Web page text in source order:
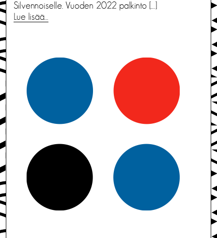
Silvennoiselle. Vuoden 2022 palkinto […]
Lue lisää…